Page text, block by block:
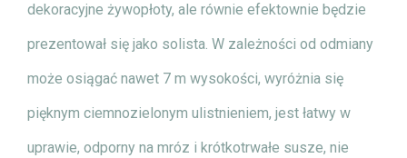
dekoracyjne żywopłoty, ale równie efektownie będzie
prezentował się jako solista. W zależności od odmiany
może osiągać nawet 7 m wysokości, wyróżnia się
pięknym ciemnozielonym ulistnieniem, jest łatwy w
uprawie, odporny na mróz i krótkotrwałe susze, nie